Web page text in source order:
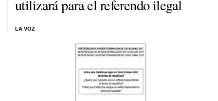
utilizará para el referendo ilegal
LA VOZ